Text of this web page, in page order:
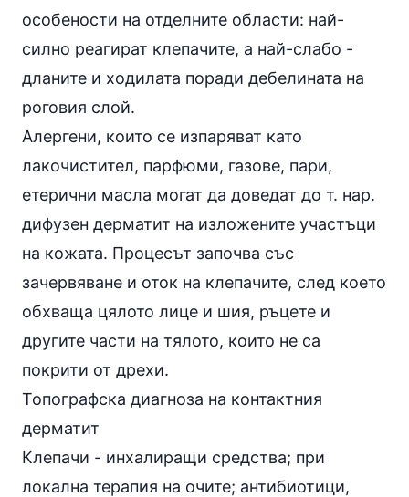
особености на отделните области: най-
силно реагират клепачите, а най-слабо -
дланите и ходилата поради дебелината на
роговия слой.
Алергени, които се изпаряват като
лакочистител, парфюми, газове, пари,
етерични масла могат да доведат до т. нар.
дифузен дерматит на изложените участъци
на кожата. Процесът започва със
зачервяване и оток на клепачите, след което
обхваща цялото лице и шия, ръцете и
другите части на тялото, които не са
покрити от дрехи.
Топографска диагноза на контактния
дерматит
Клепачи - инхалиращи средства; при
локална терапия на очите; антибиотици,